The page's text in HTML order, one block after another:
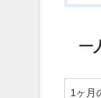
一
1ヶ月